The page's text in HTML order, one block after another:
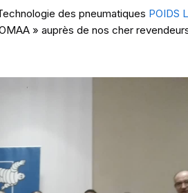
des pneumatiques POIDS
» auprès de nos cher